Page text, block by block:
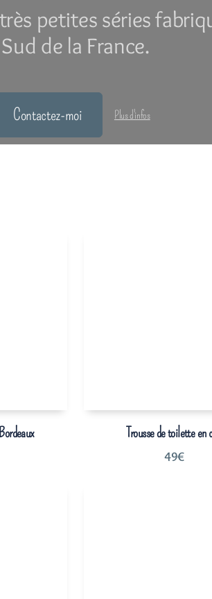
petites séries
Sud de la France.
Contactez-moi Plus d'infos
Trousse de toilette en
49€